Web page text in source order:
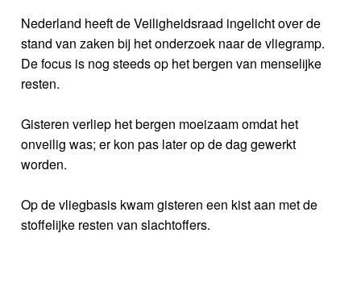
Nederland heeft de Veiligheidsraad ingelicht over de
stand van zaken bij het onderzoek naar de vliegramp.
De focus is nog steeds op het bergen van menselijke
resten.
Gisteren verliep het bergen moeizaam omdat het
onveilig was; er kon pas later op de dag gewerkt
worden.
Op de vliegbasis kwam gisteren een kist aan met de
stoffelijke resten van slachtoffers.